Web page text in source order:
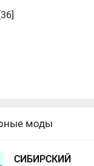
[36]
моды
СИБИРСКИЙ